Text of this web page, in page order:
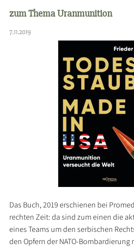
zum Thema Uranmunition
7.11.2019
Das Buch, 2019 erschienen bei
rechten Zeit: da sind zum einen die
eines Teams um den serbischen
den Opfern der NATO-